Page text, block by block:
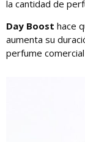
la cantidad de
Day Boost hace
aumenta su
perfume